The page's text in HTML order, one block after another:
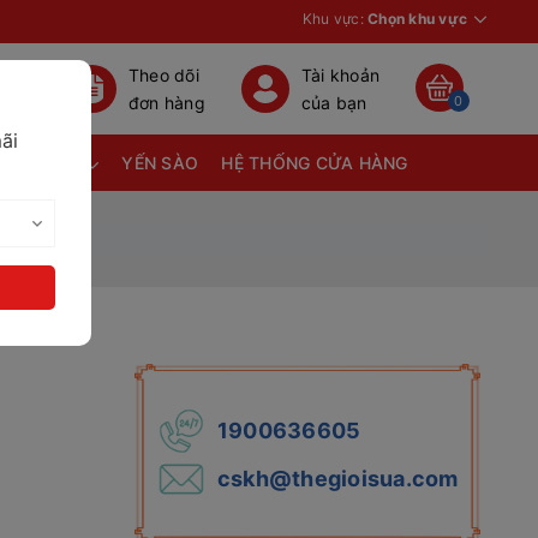
Khu vực: Chọn khu vực
Theo dõi
đơn hàng
Tài khoản
của bạn
0
YẾN SÀO HỆ THỐNG CỬA HÀNG
1900636605
cskh@thegioisua.com